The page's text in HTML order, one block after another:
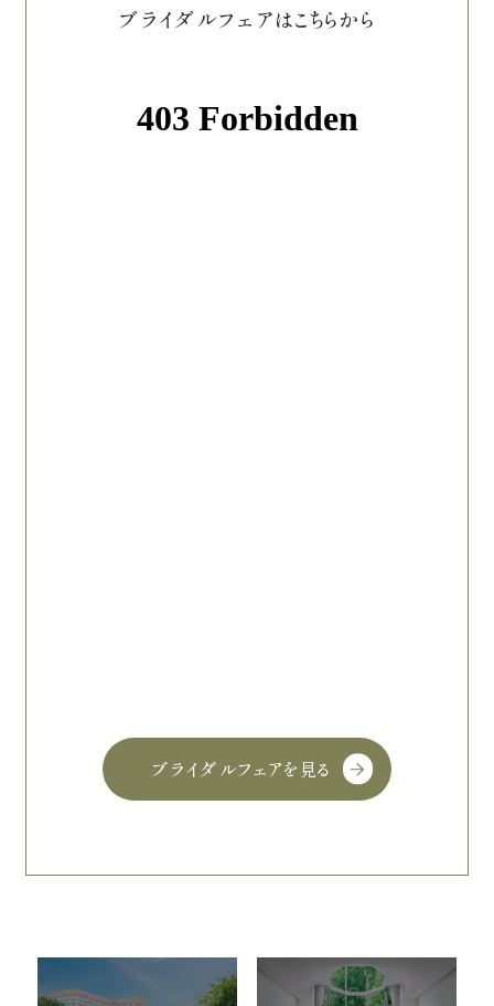
ブライダルフェアはこちらから
ブライダルフェアを見る